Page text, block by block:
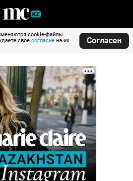
cookie-файлы.
свое согласие на их
Согласен